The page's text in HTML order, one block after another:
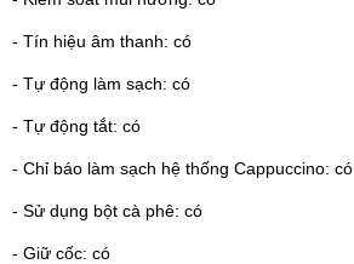
- Tín hiệu âm thanh: có
- Tự động làm sạch: có
- Tự động tắt: có
- Chỉ báo làm sạch hệ thống Cappuccino: có
- Sử dụng bột cà phê: có
- Giữ cốc: có